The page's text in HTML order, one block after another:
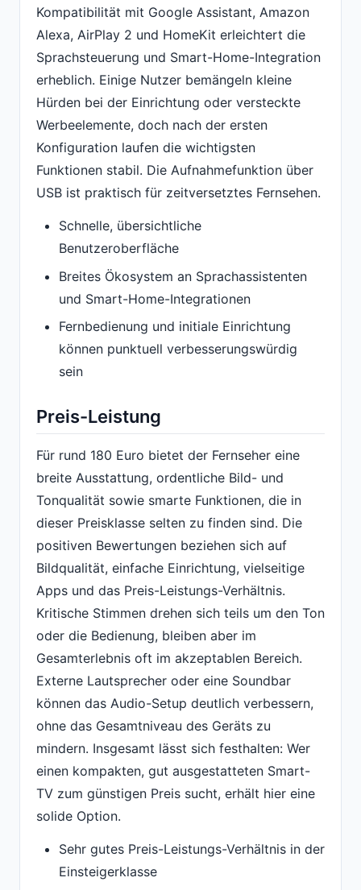
Kompatibilität mit Google Assistant, Amazon
Alexa, AirPlay 2 und HomeKit erleichtert die
Sprachsteuerung und Smart-Home-Integration
erheblich. Einige Nutzer bemängeln kleine
Hürden bei der Einrichtung oder versteckte
Werbeelemente, doch nach der ersten
Konfiguration laufen die wichtigsten
Funktionen stabil. Die Aufnahmefunktion über
USB ist praktisch für zeitversetztes Fernsehen.
Schnelle, übersichtliche
Benutzeroberfläche
Breites Ökosystem an Sprachassistenten
und Smart-Home-Integrationen
Fernbedienung und initiale Einrichtung
können punktuell verbesserungswürdig
sein
Preis-Leistung
Für rund 180 Euro bietet der Fernseher eine
breite Ausstattung, ordentliche Bild- und
Tonqualität sowie smarte Funktionen, die in
dieser Preisklasse selten zu finden sind. Die
positiven Bewertungen beziehen sich auf
Bildqualität, einfache Einrichtung, vielseitige
Apps und das Preis-Leistungs-Verhältnis.
Kritische Stimmen drehen sich teils um den Ton
oder die Bedienung, bleiben aber im
Gesamterlebnis oft im akzeptablen Bereich.
Externe Lautsprecher oder eine Soundbar
können das Audio-Setup deutlich verbessern,
ohne das Gesamtniveau des Geräts zu
mindern. Insgesamt lässt sich festhalten: Wer
einen kompakten, gut ausgestatteten Smart-
TV zum günstigen Preis sucht, erhält hier eine
solide Option.
Sehr gutes Preis-Leistungs-Verhältnis in der
Einsteigerklasse